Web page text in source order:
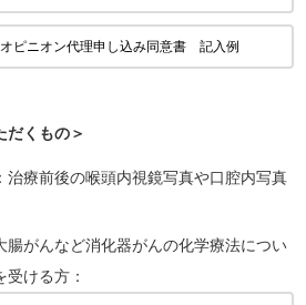
ピニオン代理申し込み同意書 記入例
だくもの＞
治療前後の喉頭内視鏡写真や口腔内写真
腸がんなど消化器がんの化学療法につい
ける方：